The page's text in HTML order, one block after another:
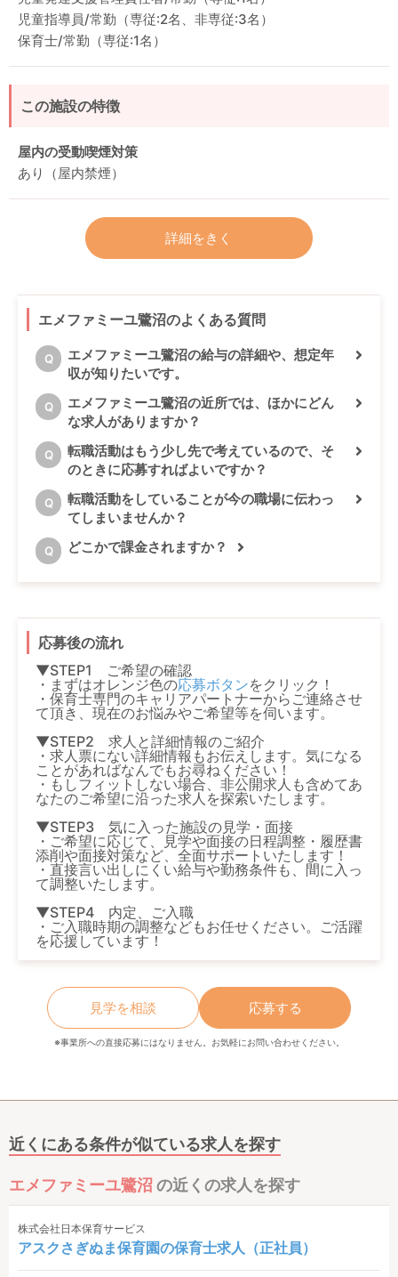
児童指導員/常勤（専従:2名、非専従:3名）
保育士/常勤（専従:1名）
この施設の特徴
屋内の受動喫煙対策
あり（屋内禁煙）
詳細をきく
エメファミーユ鷺沼のよくある質問
Q
エメファミーユ鷺沼の給与の詳細や、想定年
収が知りたいです。
Q
エメファミーユ鷺沼の近所では、ほかにどん
な求人がありますか？
Q
転職活動はもう少し先で考えているので、そ
のときに応募すればよいですか？
Q
転職活動をしていることが今の職場に伝わっ
てしまいませんか？
Q どこかで課金されますか？
応募後の流れ
▼STEP1 ご希望の確認
・まずはオレンジ色の応募ボタンをクリック！
・保育士専門のキャリアパートナーからご連絡させ
て頂き、現在のお悩みやご希望等を伺います。
▼STEP2 求人と詳細情報のご紹介
・求人票にない詳細情報もお伝えします。気になる
ことがあればなんでもお尋ねください！
・もしフィットしない場合、非公開求人も含めてあ
なたのご希望に沿った求人を探索いたします。
▼STEP3 気に入った施設の見学・面接
・ご希望に応じて、見学や面接の日程調整・履歴書
添削や面接対策など、全面サポートいたします！
・直接言い出しにくい給与や勤務条件も、間に入っ
て調整いたします。
▼STEP4 内定、ご入職
・ご入職時期の調整などもお任せください。ご活躍
を応援しています！
見学を相談 応募する
※事業所への直接応募にはなりません。お気軽にお問い合わせください。
近くにある条件が似ている求人を探す
エメファミーユ鷺沼の近くの求人を探す
株式会社日本保育サービス
アスクさぎぬま保育園の保育士求人（正社員）